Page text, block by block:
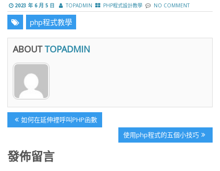
2023 年 6 月 5 日 TOPADMIN PHP程式設計教學 NO COMMENT
php程式教學
ABOUT TOPADMIN
文
章
導
覽
Previous
Post:
如何在延伸裡呼叫PHP函數
Next
Post:
使用php程式的五個小技巧
發佈留言